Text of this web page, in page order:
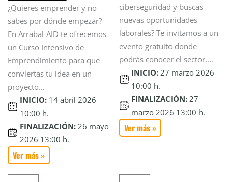
¿Quieres emprender y no
sabes por dónde empezar?
En Arrabal-AID te ofrecemos
un Curso Intensivo de
Emprendimiento para que
conviertas tu idea en un
proyecto...
INICIO: 14 abril 2026
10:00 h.
FINALIZACIÓN: 26 mayo
2026 13:00 h.
Ver más »
ciberseguridad y buscas
nuevas oportunidades
laborales? Te invitamos a un
evento gratuito donde
podrás conocer el sector,...
INICIO: 27 marzo 2026
10:00 h.
FINALIZACIÓN: 27
marzo 2026 13:00 h.
Ver más »